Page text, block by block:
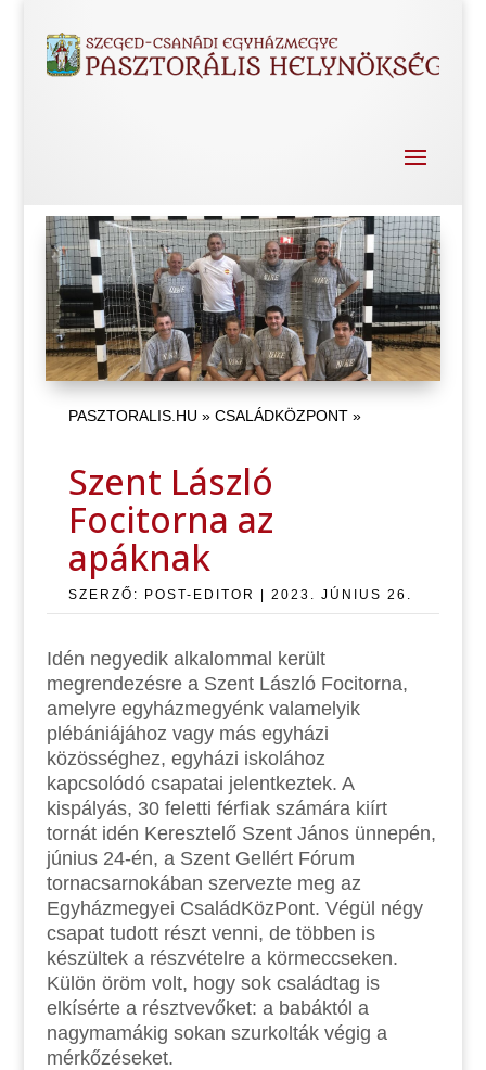
PASZTORALIS.HU » CSALÁDKÖZPONT»
Szent László
Focitorna az
apáknak
SZERZŐ: POST-EDITOR | 2023. JÚNIUS 26.
Idén negyedik alkalommal került
megrendezésre a Szent László Focitorna,
amelyre egyházmegyénk valamelyik
plébániájához vagy más egyházi
közösséghez, egyházi iskolához
kapcsolódó csapatai jelentkeztek. A
kispályás, 30 feletti férfiak számára kiírt
tornát idén Keresztelő Szent János ünnepén,
június 24-én, a Szent Gellért Fórum
tornacsarnokában szervezte meg az
Egyházmegyei CsaládKözPont. Végül négy
csapat tudott részt venni, de többen is
készültek a részvételre a körmeccseken.
Külön öröm volt, hogy sok családtag is
elkísérte a résztvevőket: a babáktól a
nagymamákig sokan szurkolták végig a
mérkőzéseket.